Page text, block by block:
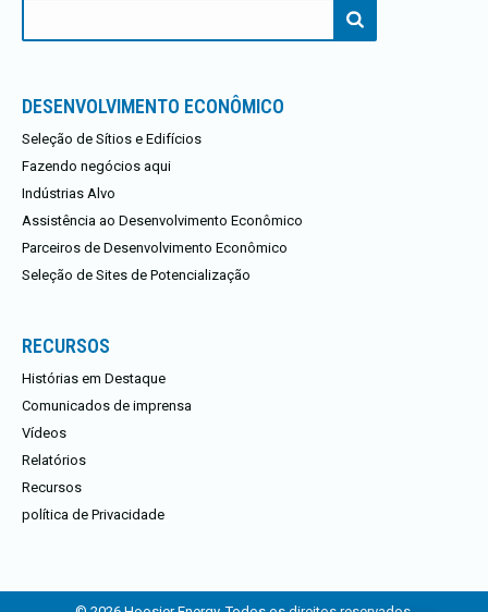
DESENVOLVIMENTO ECONÔMICO
Seleção de Sítios e Edifícios
Fazendo negócios aqui
Indústrias Alvo
Assistência ao Desenvolvimento Econômico
Parceiros de Desenvolvimento Econômico
Seleção de Sites de Potencialização
RECURSOS
Histórias em Destaque
Comunicados de imprensa
Vídeos
Relatórios
Recursos
política de Privacidade